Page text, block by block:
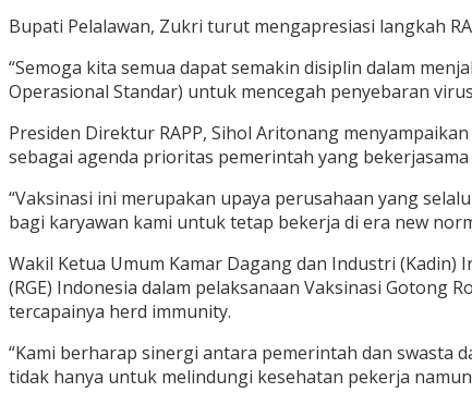
Bupati Pelalawan, Zukri turut mengapresiasi langkah
“Semoga kita semua dapat semakin disiplin dalam
Operasional Standar) untuk mencegah penyebaran
Presiden Direktur RAPP, Sihol Aritonang
sebagai agenda prioritas pemerintah yang
“Vaksinasi ini merupakan upaya perusahaan yang
bagi karyawan kami untuk tetap bekerja di era new
Wakil Ketua Umum Kamar Dagang dan Industri (Kadin)
(RGE) Indonesia dalam pelaksanaan Vaksinasi
tercapainya herd immunity.
“Kami berharap sinergi antara pemerintah dan swasta
tidak hanya untuk melindungi kesehatan pekerja